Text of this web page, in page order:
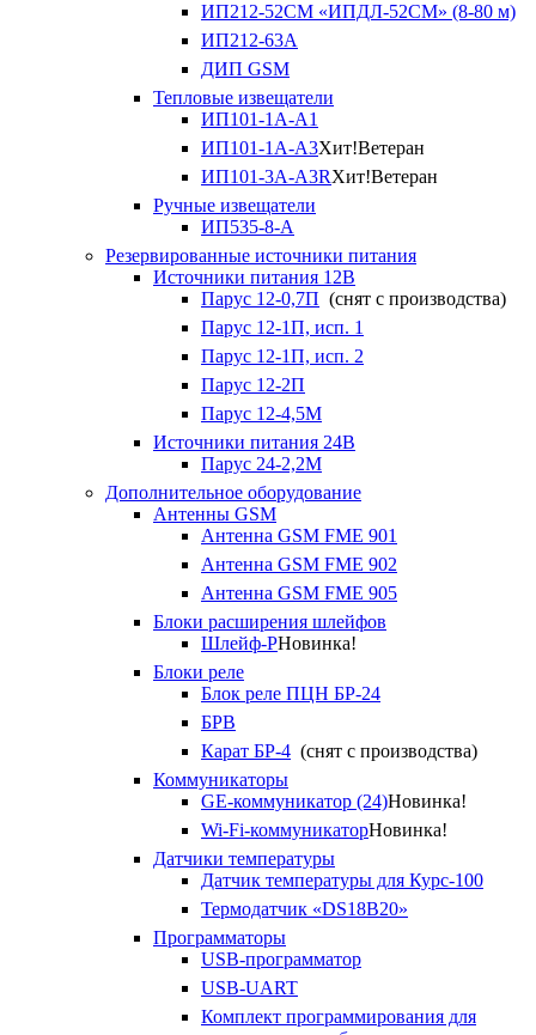
ИП212-52СМ «ИПДЛ-52СМ» (8-80 м)
ИП212-63А
ДИП GSM
Тепловые извещатели
ИП101-1А-А1
ИП101-1А-А3Хит!Ветеран
ИП101-3А-А3RХит!Ветеран
Ручные извещатели
ИП535-8-А
Резервированные источники питания
Источники питания 12В
Парус 12-0,7П (снят с производства)
Парус 12-1П, исп. 1
Парус 12-1П, исп. 2
Парус 12-2П
Парус 12-4,5М
Источники питания 24В
Парус 24-2,2М
Дополнительное оборудование
Антенны GSM
Антенна GSM FME 901
Антенна GSM FME 902
Антенна GSM FME 905
Блоки расширения шлейфов
Шлейф-РНовинка!
Блоки реле
Блок реле ПЦН БР-24
БРВ
Карат БР-4 (снят с производства)
Коммуникаторы
GE-коммуникатор (24)Новинка!
Wi-Fi-коммуникаторНовинка!
Датчики температуры
Датчик температуры для Курс-100
Термодатчик «DS18B20»
Программаторы
USB-программатор
USB-UART
Комплект программирования для